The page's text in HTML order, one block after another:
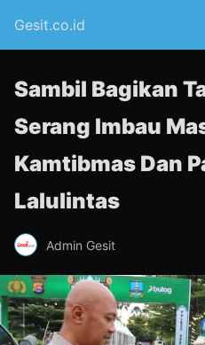
Gesit.co.id
Sambil Bagikan
Serang Imbau
Kamtibmas Dan
Lalulintas
Admin Gesit